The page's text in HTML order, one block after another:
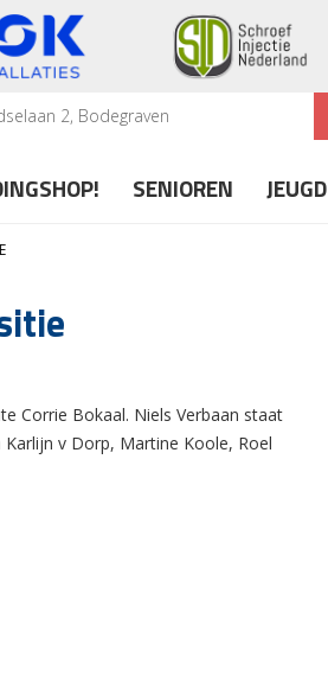
2, Bodegraven
SENIOREN JEUGD
Corrie Bokaal. Niels Verbaan staat
v Dorp, Martine Koole, Roel